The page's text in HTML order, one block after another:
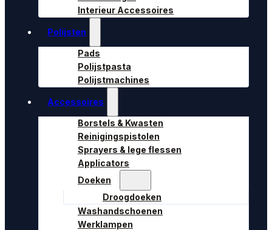
Interieur Accessoires
Polijsten
Pads
Polijstpasta
Polijstmachines
Accessoires
Borstels & Kwasten
Reinigingspistolen
Sprayers & lege flessen
Applicators
Doeken
Droogdoeken
Washandschoenen
Werklampen